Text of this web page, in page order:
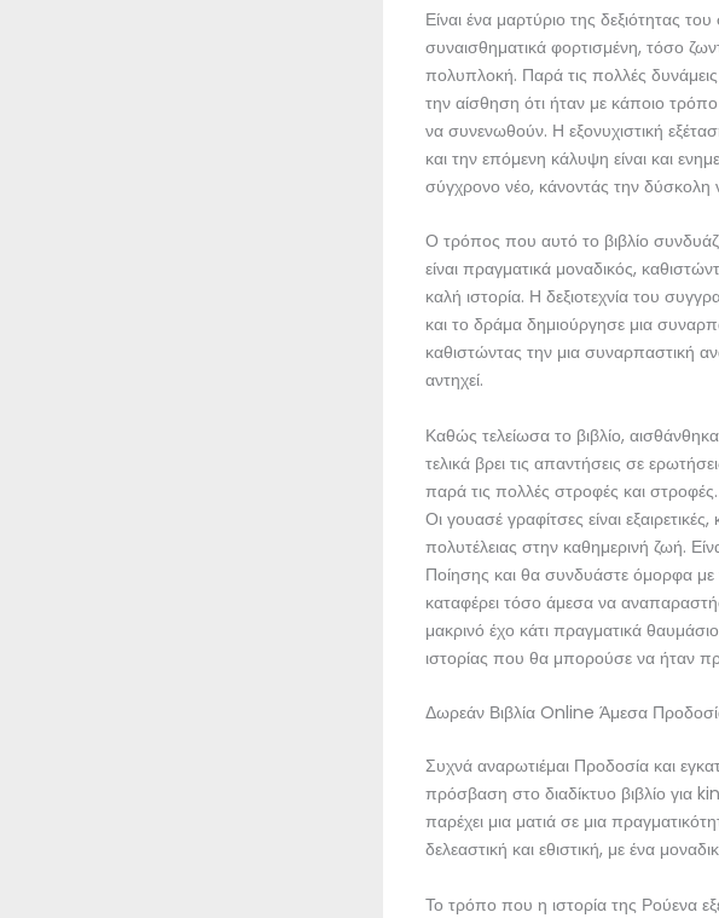
Είναι ένα μαρτύριο της δεξιότητας
συναισθηματικά φορτισμένη, τόσο
πολυπλοκή. Παρά τις πολλές
την αίσθηση ότι ήταν με κάποιο
να συνενωθούν. Η εξονυχιστική
και την επόμενη κάλυψη είναι και
σύγχρονο νέο, κάνοντάς την δύσκολη
Ο τρόπος που αυτό το βιβλίο
είναι πραγματικά μοναδικός,
καλή ιστορία. Η δεξιοτεχνία του
και το δράμα δημιούργησε μια
καθιστώντας την μια συναρπαστική
αντηχεί.
Καθώς τελείωσα το βιβλίο,
τελικά βρει τις απαντήσεις σε
παρά τις πολλές στροφές και στροφές.
Οι γουασέ γραφίτσες είναι
πολυτέλειας στην καθημερινή ζωή.
Ποίησης και θα συνδυάστε όμορφα
καταφέρει τόσο άμεσα να
μακρινό έχο κάτι πραγματικά
ιστορίας που θα μπορούσε να ήταν
Δωρεάν Βιβλία Online Άμεσα
Συχνά αναρωτιέμαι Προδοσία και
πρόσβαση στο διαδίκτυο βιβλίο για
παρέχει μια ματιά σε μια
δελεαστική και εθιστική, με ένα
Το τρόπο που η ιστορία της Ρούενα